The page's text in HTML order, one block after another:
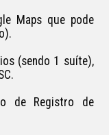
(sendo 1 suíte),
de Registro de